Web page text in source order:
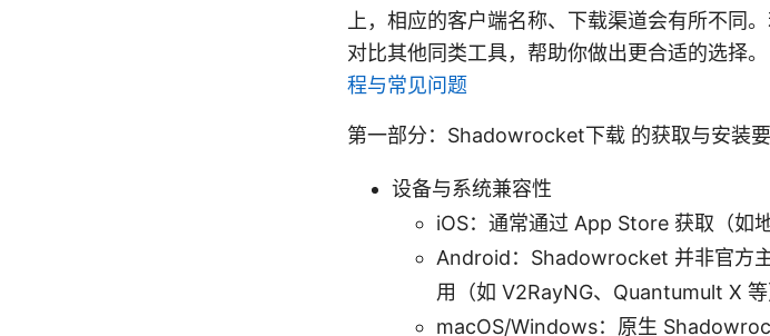
上，相应的客户端名称、下载渠道会有所不同
对比其他同类工具，帮助你做出更合适的选择。
程与常见问题
第一部分：Shadowrocket下载 的获取与安装
设备与系统兼容性
iOS：通常通过 App Store 获取（如
Android：Shadowrocket 并非官方
用（如 V2RayNG、Quantumult X 等
macOS/Windows：原生